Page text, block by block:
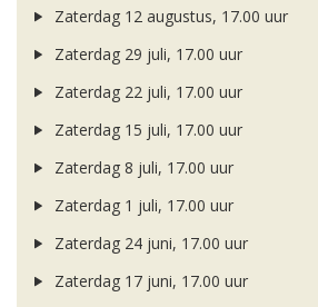
Zaterdag 12 augustus, 17.00 uur
Zaterdag 29 juli, 17.00 uur
Zaterdag 22 juli, 17.00 uur
Zaterdag 15 juli, 17.00 uur
Zaterdag 8 juli, 17.00 uur
Zaterdag 1 juli, 17.00 uur
Zaterdag 24 juni, 17.00 uur
Zaterdag 17 juni, 17.00 uur